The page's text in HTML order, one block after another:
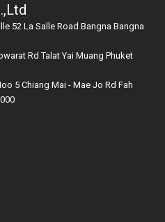
52 La Salle Road Bangna Bangna
Rd Talat Yai Muang Phuket
5 Chiang Mai - Mae Jo Rd Fah